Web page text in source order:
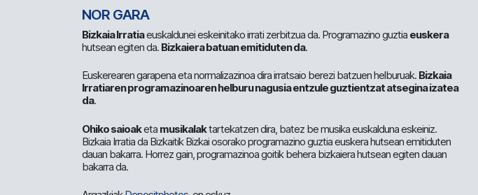
NOR GARA
Bizkaia Irratiaeuskaldunei eskeinitako irrati zerbitzua da. Programazino guztia euskera
hutsean egiten da. Bizkaiera batuan emitiduten da.
Euskerearen garapena eta normalizazinoa dira irratsaio berezi batzuen helburuak. Bizkaia
Irratiaren programazinoaren helburu nagusia entzule guztientzat atsegina izatea
da.
Ohiko saioaketa musikalaktartekatzen dira, batez be musika euskalduna eskeiniz.
Bizkaia Irratia da Bizkaitik Bizkai osorako programazino guztia euskera hutsean emitiduten
dauan bakarra. Horrez gain, programazinoa goitik behera bizkaiera hutsean egiten dauan
bakarra da.